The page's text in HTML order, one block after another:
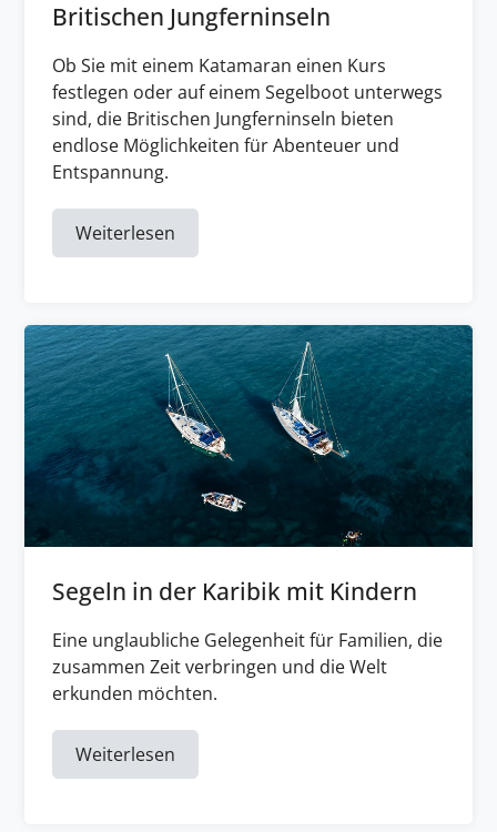
Britischen Jungferninseln
Ob Sie mit einem Katamaran einen Kurs
festlegen oder auf einem Segelboot unterwegs
sind, die Britischen Jungferninseln bieten
endlose Möglichkeiten für Abenteuer und
Entspannung.
Weiterlesen
Segeln in der Karibik mit Kindern
Eine unglaubliche Gelegenheit für Familien, die
zusammen Zeit verbringen und die Welt
erkunden möchten.
Weiterlesen